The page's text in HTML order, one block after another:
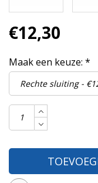
€12,30
Maak een keuze: *